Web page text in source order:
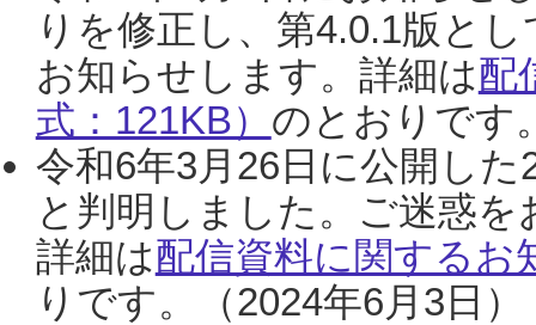
りを修正し、第4.0.1版と
お知らせします。詳細は配
式：121KB） のとおりです
令和6年3月26日に公開し
と判明しました。ご迷惑
詳細は配信資料に関するお
りです。（2024年6月3日）